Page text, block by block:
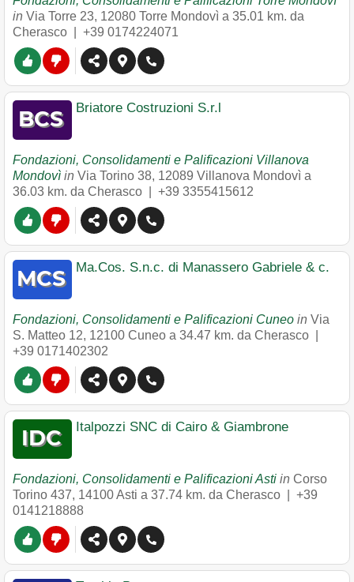
in Via Torre 23, 12080 Torre Mondovì a 35.01 km. da
Cherasco | +39 0174224071
Briatore Costruzioni S.r.l
Fondazioni, Consolidamenti e Palificazioni Villanova
Mondovì in Via Torino 38, 12089 Villanova Mondovì a
36.03 km. da Cherasco | +39 3355415612
Ma.Cos. S.n.c. di Manassero Gabriele & c.
Fondazioni, Consolidamenti e Palificazioni Cuneo in Via
S. Matteo 12, 12100 Cuneo a 34.47 km. da Cherasco |
+39 0171402302
Italpozzi SNC di Cairo & Giambrone
Fondazioni, Consolidamenti e Palificazioni Asti in Corso
Torino 437, 14100Asti a 37.74 km. da Cherasco | +39
0141218888